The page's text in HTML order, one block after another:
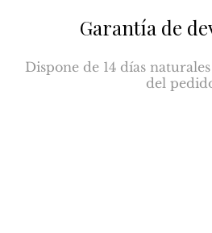
Garantía de
Dispone de 14 días
del